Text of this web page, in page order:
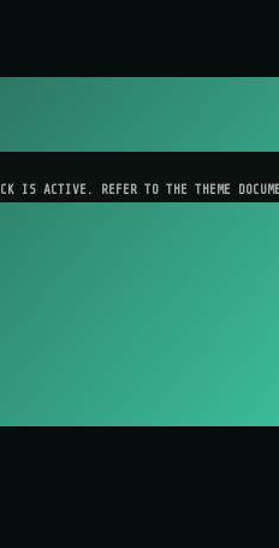
IS ACTIVE. REFER TO THE THEME